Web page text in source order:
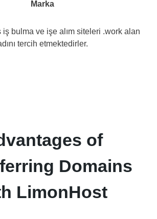
Marka
iş bulma ve işe alım siteleri .work alan
tercih etmektedirler.
of
Domains
LimonHost